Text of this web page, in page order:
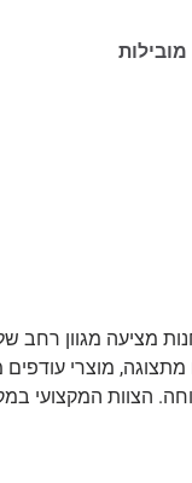
מובילות
מציעה מגוון רחב של
מוצרי עודפים
הצוות המקצועי